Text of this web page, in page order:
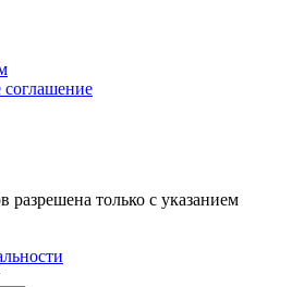
соглашение
разрешена только с указанием